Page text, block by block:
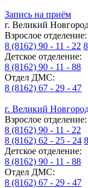
Запись на приём
г. Великий
Взрослое отделение:
8 (8162) 90 - 11 - 22
Детское отделение:
8 (8162) 90 - 11 - 88
Отдел ДМС:
8 (8162) 67 - 29 - 47
г. Великий
Взрослое отделение:
8 (8162) 90 - 11 - 22
8 (8162) 62 - 25 - 24
Детское отделение:
8 (8162) 90 - 11 - 88
Отдел ДМС:
8 (8162) 67 - 29 - 47